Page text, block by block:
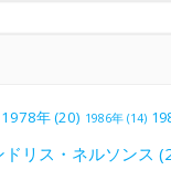
1978年(20) 1986年 (14)
ドリス・ネルソンス